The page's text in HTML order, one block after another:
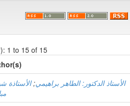
1 to 15 of 15
الأستاذ الدكتور: الطاهر براهيمي;الأستاذة